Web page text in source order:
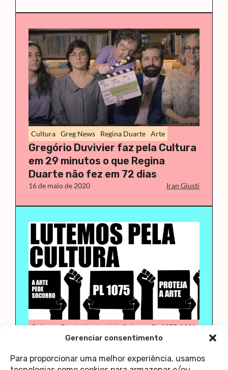
Gerenciar consentimento
Para proporcionar uma melhor experiência, usamos
Cultura Greg News Regina Duarte Arte
Gregório Duvivier faz pela Cultura
em 29 minutos o que Regina
Duarte não fez em 72 dias
16 de maio de 2020 Iran Giusti
Cultura Fundo Nacional de Cultura PL 1075/2020
Política
Porque precisamos nos mobilizar